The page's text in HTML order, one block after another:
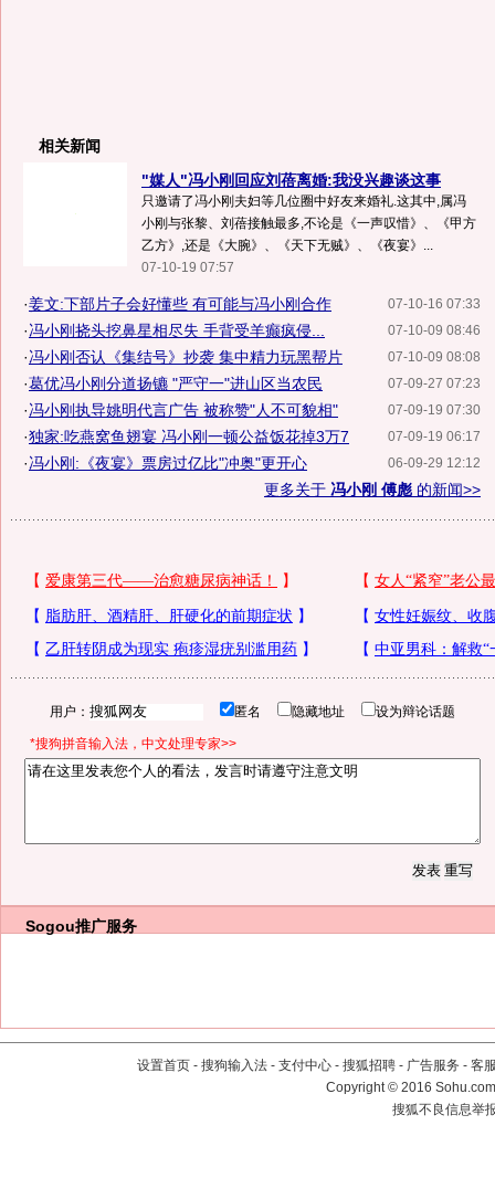
相关新闻
"媒人"冯小刚回应刘蓓离婚:我没兴趣谈这事
只邀请了冯小刚夫妇等几位圈中好友来婚礼.这其中,属冯
小刚与张黎、刘蓓接触最多,不论是《一声叹惜》、《甲方
乙方》,还是《大腕》、《天下无贼》、《夜宴》...
07-10-19 07:57
07-10-16 07:33
·姜文:下部片子会好懂些 有可能与冯小刚合作
07-10-09 08:46
·冯小刚挠头挖鼻星相尽失 手背受羊癫疯侵...
07-10-09 08:08
·冯小刚否认《集结号》抄袭 集中精力玩黑帮片
07-09-27 07:23
·葛优冯小刚分道扬镳 "严守一"进山区当农民
07-09-19 07:30
·冯小刚执导姚明代言广告 被称赞"人不可貌相"
07-09-19 06:17
·独家:吃燕窝鱼翅宴 冯小刚一顿公益饭花掉3万7
06-09-29 12:12
·冯小刚:《夜宴》票房过亿比"冲奥"更开心
更多关于 冯小刚 傅彪 的新闻>>
用户： 匿名 隐藏地址 设为辩论话题
*搜狗拼音输入法，中文处理专家>>
Sogou推广服务
设置首页 - 搜狗输入法 - 支付中心 - 搜狐招聘 - 广告服务 - 客
Copyright©2016
搜狐不良信息举